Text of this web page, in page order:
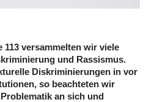
113 versammelten wir viele
und Rassismus.
Diskriminierungen in vor
so beachteten wir
an sich und